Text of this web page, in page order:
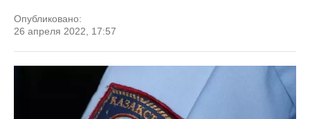
Опубликовано:
26 апреля 2022, 17:57